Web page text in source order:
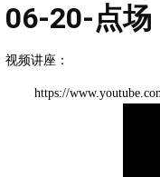
06-20-点场
视频讲座：
https://